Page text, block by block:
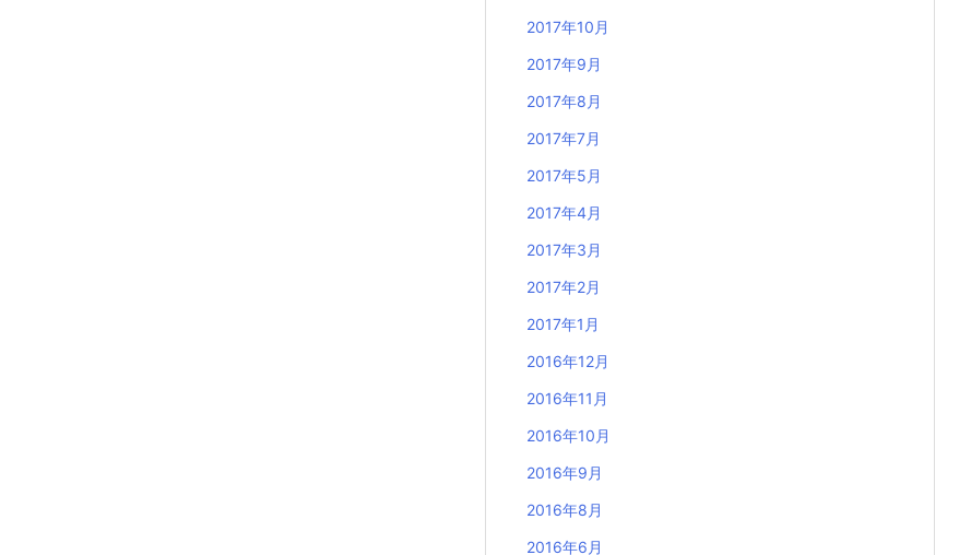
2017年10月
2017年9月
2017年8月
2017年7月
2017年5月
2017年4月
2017年3月
2017年2月
2017年1月
2016年12月
2016年11月
2016年10月
2016年9月
2016年8月
2016年6月